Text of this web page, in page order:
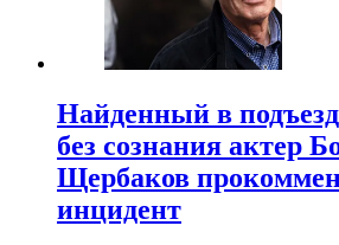
Найденный в
без сознания актер
Щербаков
инцидент